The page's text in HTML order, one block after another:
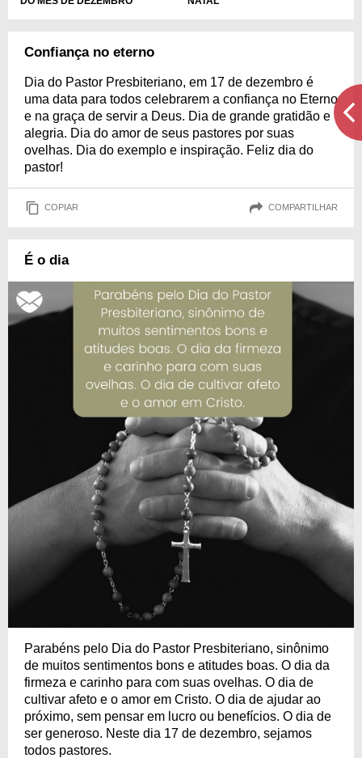
Confiança no eterno
Dia do Pastor Presbiteriano, em 17 de dezembro é
uma data para todos celebrarem a confiança no Eterno
e na graça de servir a Deus. Dia de grande gratidão e
alegria. Dia do amor de seus pastores por suas
ovelhas. Dia do exemplo e inspiração. Feliz dia do
pastor!
COPIAR COMPARTILHAR
É o dia
Parabéns pelo Dia do Pastor Presbiteriano, sinônimo
de muitos sentimentos bons e atitudes boas. O dia da
firmeza e carinho para com suas ovelhas. O dia de
cultivar afeto e o amor em Cristo. O dia de ajudar ao
próximo, sem pensar em lucro ou benefícios. O dia de
ser generoso. Neste dia 17 de dezembro, sejamos
todos pastores.